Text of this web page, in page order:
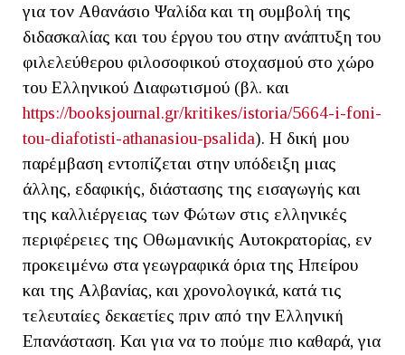
για τον Αθανάσιο Ψαλίδα και τη συμβολή της
διδασκαλίας και του έργου του στην ανάπτυξη του
φιλελεύθερου φιλοσοφικού στοχασμού στο χώρο
του Ελληνικού Διαφωτισμού (βλ. και
https://booksjournal.gr/kritikes/istoria/5664-i-foni-
tou-diafotisti-athanasiou-psalida). Η δική μου
παρέμβαση εντοπίζεται στην υπόδειξη μιας
άλλης, εδαφικής, διάστασης της εισαγωγής και
της καλλιέργειας των Φώτων στις ελληνικές
περιφέρειες της Οθωμανικής Αυτοκρατορίας, εν
προκειμένω στα γεωγραφικά όρια της Ηπείρου
και της Αλβανίας, και χρονολογικά, κατά τις
τελευταίες δεκαετίες πριν από την Ελληνική
Επανάσταση. Και για να το πούμε πιο καθαρά, για